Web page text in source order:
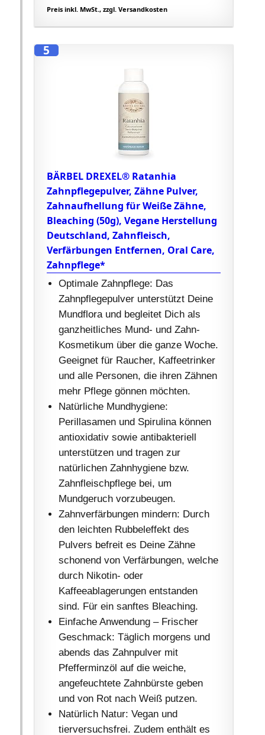
Preis inkl. MwSt., zzgl. Versandkosten
5
BÄRBEL DREXEL® Ratanhia
Zahnpflegepulver, Zähne Pulver,
Zahnaufhellung für Weiße Zähne,
Bleaching (50g), Vegane Herstellung
Deutschland, Zahnfleisch,
Verfärbungen Entfernen, Oral Care,
Zahnpflege*
Optimale Zahnpflege: Das
Zahnpflegepulver unterstützt Deine
Mundflora und begleitet Dich als
ganzheitliches Mund- und Zahn-
Kosmetikum über die ganze Woche.
Geeignet für Raucher, Kaffeetrinker
und alle Personen, die ihren Zähnen
mehr Pflege gönnen möchten.
Natürliche Mundhygiene:
Perillasamen und Spirulina können
antioxidativ sowie antibakteriell
unterstützen und tragen zur
natürlichen Zahnhygiene bzw.
Zahnfleischpflege bei, um
Mundgeruch vorzubeugen.
Zahnverfärbungen mindern: Durch
den leichten Rubbeleffekt des
Pulvers befreit es Deine Zähne
schonend von Verfärbungen, welche
durch Nikotin- oder
Kaffeeablagerungen entstanden
sind. Für ein sanftes Bleaching.
Einfache Anwendung – Frischer
Geschmack: Täglich morgens und
abends das Zahnpulver mit
Pfefferminzöl auf die weiche,
angefeuchtete Zahnbürste geben
und von Rot nach Weiß putzen.
Natürlich Natur: Vegan und
tierversuchsfrei. Zudem enthält es